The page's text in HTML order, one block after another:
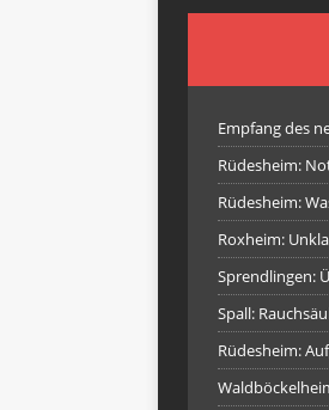
Empfang des
Rüdesheim:
Rüdesheim:
Roxheim:
Sprendlingen:
Spall:
Rüdesheim: